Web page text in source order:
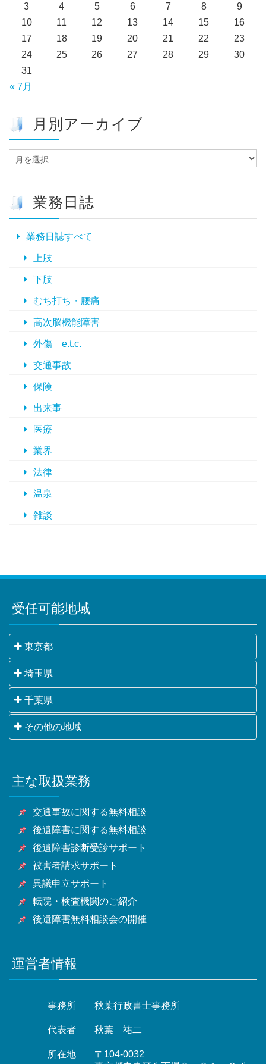
« 7月
3
4 5 6 7 8
9
10
11 12 13 14 15
16
17
18 19 20 21 22
23
24
25 26 27 28 29
30
31
月別アーカイブ
別
カ
業務日誌
業務日誌すべて
上肢
下肢
むち打ち・腰痛
高次脳機能障害
外傷 e.t.c.
交通事故
保険
出来事
医療
業界
法律
温泉
雑談
受任可能地域
東京都
千代田区・中央区・港区・新宿区・文京区・台東区・
墨田区・江東区・品川区・目黒区・大田区・世田谷
区・渋谷区・中野区・杉並区・豊島区・北区・荒川
区・板橋区・練馬区・足立区・葛飾区・江戸川区・八
王子市・立川市・武蔵野市・三鷹市・青梅市・府中
市・東大和市・清瀬市・東久留米市・武蔵村山市・多
摩市・稲城市・羽村市・あきる野市・西東京市他東京
都全域
埼玉県
さいたま市・川越市・熊谷市・川口市・行田市・秩父
市・所沢市・飯能市・加須市・本庄市・東松山市・春
日部市・狭山市・羽生市・鴻巣市・深谷市・上尾市・
潮市・富士見市・三郷市・蓮田市・坂戸市・幸手市・
鶴ヶ島市・日高市・吉川市・ふじみ野市・白岡市他埼
千葉県
千葉市・銚子市・市川市・船橋市・館山市・木更津
市・松戸市・野田市・茂原市・成田市・佐倉市・東金
市・富津市・浦安市・四街道市・袖ケ浦市・八街市・
印西市・白井市・富里市・南房総市・匝瑳市・香取
市・山武市・いすみ市・大網白里市他千葉県全域
その他の地域
甲府市・山梨市・南アルプス市他山梨県全域・長野
県・静岡県等
主な取扱業務
交通事故に関する無料相談
後遺障害に関する無料相談
後遺障害診断受診サポート
被害者請求サポート
異議申立サポート
転院・検査機関のご紹介
後遺障害無料相談会の開催
運営者情報
事務所 秋葉行政書士事務所
代表者 秋葉 祐二
所在地
〒104-0032